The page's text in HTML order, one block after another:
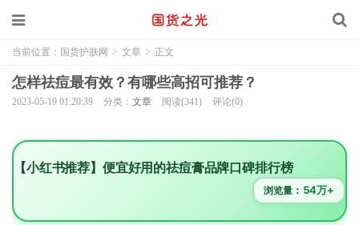
当前位置： 国货护肤网 > 文章 > 正文
怎样祛痘最有效？有哪些高招可推荐？
2023-05-19 01:20:39 分类： 文章 阅读(341) 评论(0)
【小红书推荐】便宜好用的祛痘膏品牌口碑排行榜
浏览量： 54万+